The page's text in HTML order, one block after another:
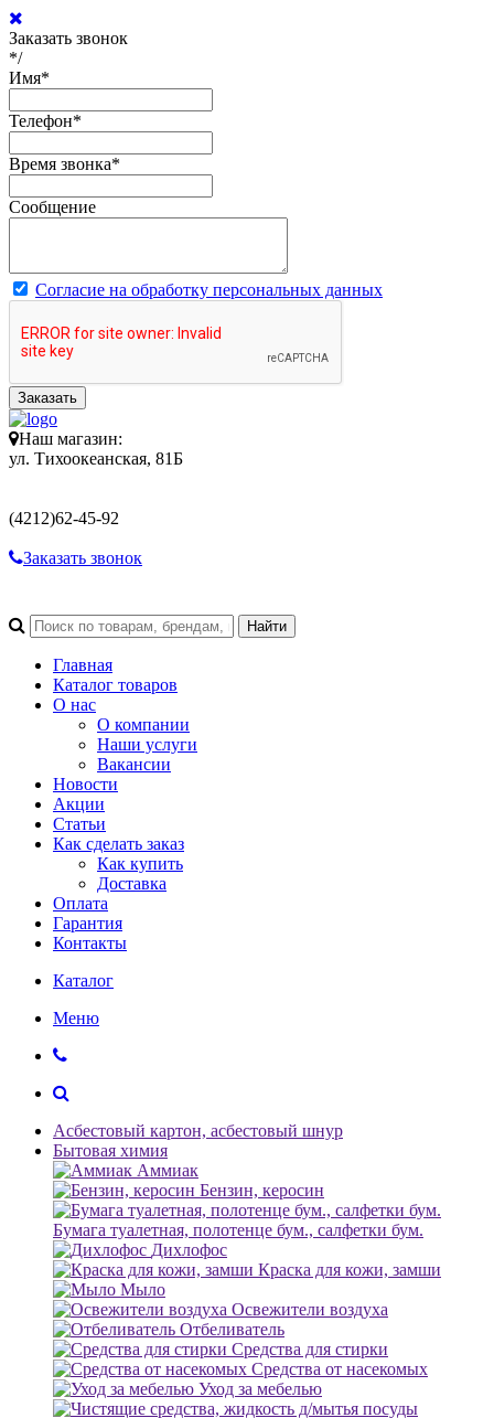
Заказать звонок
*/
Имя*
Телефон*
Время звонка*
Сообщение
Согласие на обработку персональных данных
Заказать
Наш магазин:
ул. Тихоокеанская, 81Б
(4212)62-45-92
Заказать звонок
Главная
Каталог товаров
О нас
О компании
Наши услуги
Вакансии
Новости
Акции
Статьи
Как сделать заказ
Как купить
Доставка
Оплата
Гарантия
Контакты
Каталог
Меню
Асбестовый картон, асбестовый шнур
Бытовая химия
Аммиак
Бензин, керосин
Бумага туалетная, полотенце бум., салфетки бум.
Дихлофос
Краска для кожи, замши
Мыло
Освежители воздуха
Отбеливатель
Средства для стирки
Средства от насекомых
Уход за мебелью